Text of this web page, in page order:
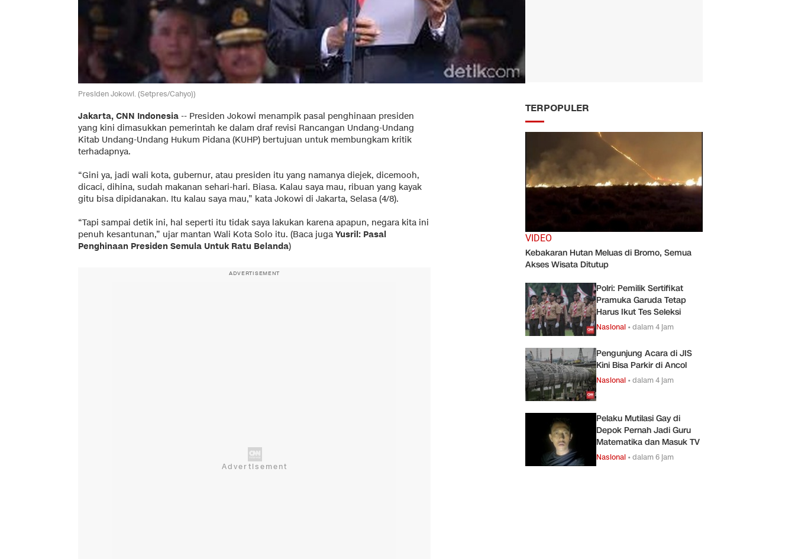
Presiden Jokowi. (Setpres/Cahyo))
Jakarta, CNN Indonesia -- Presiden Jokowi menampik pasal penghinaan presiden
yang kini dimasukkan pemerintah ke dalam draf revisi Rancangan Undang-Undang
Kitab Undang-Undang Hukum Pidana (KUHP) bertujuan untuk membungkam kritik
terhadapnya.
“Gini ya, jadi wali kota, gubernur, atau presiden itu yang namanya diejek, dicemooh,
dicaci, dihina, sudah makanan sehari-hari. Biasa. Kalau saya mau, ribuan yang kayak
gitu bisa dipidanakan. Itu kalau saya mau,” kata Jokowi di Jakarta, Selasa (4/8).
“Tapi sampai detik ini, hal seperti itu tidak saya lakukan karena apapun, negara kita ini
penuh kesantunan,” ujar mantan Wali Kota Solo itu. (Baca juga Yusril: Pasal
Penghinaan Presiden Semula Untuk Ratu Belanda)
ADVERTISEMENT
TERPOPULER
VIDEO
Kebakaran Hutan Meluas di Bromo, Semua
Akses Wisata Ditutup
Polri: Pemilik Sertifikat
Pramuka Garuda Tetap
Harus Ikut Tes Seleksi
Nasional •dalam 4 jam
Pengunjung Acara di JIS
Kini Bisa Parkir di Ancol
Nasional •dalam 4 jam
Pelaku Mutilasi Gay di
Depok Pernah Jadi Guru
Matematika dan Masuk TV
Nasional •dalam 6 jam